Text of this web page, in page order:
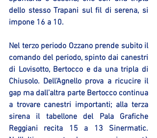
dello stesso Trapani sul fil di serena, si
impone 16 a 10.
Nel terzo periodo Ozzano prende subito il
comando del periodo, spinto dai canestri
di Lovisotto, Bertocco e da una tripla di
Chiusolo. Dell’Agnello prova a ricucire il
gap ma dall’altra parte Bertocco continua
a trovare canestri importanti; alla terza
sirena il tabellone del Pala Grafiche
Reggiani recita 15 a 13 Sinermatic.